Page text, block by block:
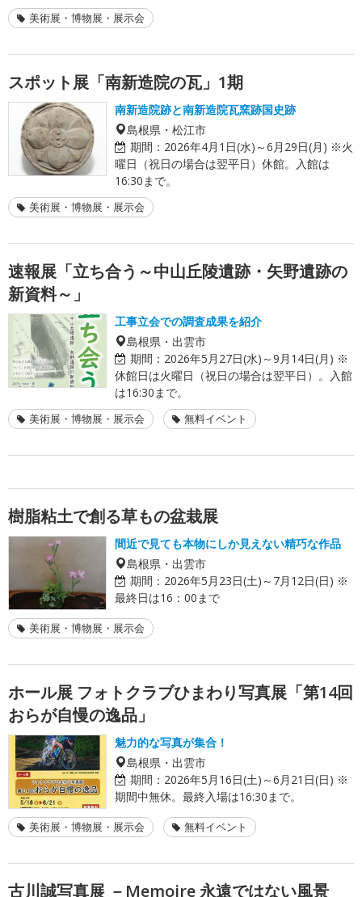
美術展・博物展・展示会
スポット展「南新造院の瓦」1期
南新造院跡と南新造院瓦窯跡国史跡
島根県・松江市
期間： 2026年4月1日(水)～6月29日(月) ※火
曜日（祝日の場合は翌平日）休館。入館は
16:30まで。
美術展・博物展・展示会
速報展「立ち合う～中山丘陵遺跡・矢野遺跡の
新資料～」
工事立会での調査成果を紹介
島根県・出雲市
期間： 2026年5月27日(水)～9月14日(月) ※
休館日は火曜日（祝日の場合は翌平日）。入館
は16:30まで。
美術展・博物展・展示会 無料イベント
樹脂粘土で創る草もの盆栽展
間近で見ても本物にしか見えない精巧な作品
島根県・出雲市
期間： 2026年5月23日(土)～7月12日(日) ※
最終日は16：00まで
美術展・博物展・展示会
ホール展 フォトクラブひまわり写真展「第14回
おらが自慢の逸品」
魅力的な写真が集合！
島根県・出雲市
期間： 2026年5月16日(土)～6月21日(日) ※
期間中無休。最終入場は16:30まで。
美術展・博物展・展示会 無料イベント
古川誠写真展 －Memoire 永遠ではない風景